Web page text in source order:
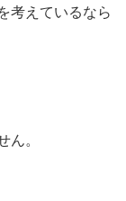
考えているなら
ん。